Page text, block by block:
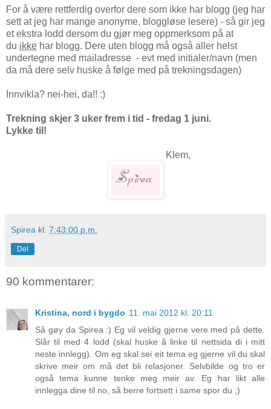
For å være rettferdig overfor dere som ikke har blogg (jeg har
sett at jeg har mange anonyme, bloggløse lesere) - så gir jeg
et ekstra lodd dersom du gjør meg oppmerksom på at
du ikke har blogg. Dere uten blogg må også aller helst
undertegne med mailadresse - evt med initialer/navn (men
da må dere selv huske å følge med på trekningsdagen)
Innvikla? nei-hei, da!! :)
Trekning skjer 3 uker frem i tid - fredag 1 juni.
Lykke til!
Klem,
Spirea kl. 7:43:00 p.m.
Del
90 kommentarer:
Kristina, nord i bygdo 11. mai 2012 kl. 20:11
Så gøy da Spirea :) Eg vil veldig gjerne vere med på dette.
Slår til med 4 lodd (skal huske å linke til nettsida di i mitt
neste innlegg). Om eg skal sei eit tema eg gjerne vil du skal
skrive meir om må det bli relasjoner. Selvbilde og tro er
også tema kunne tenke meg meir av. Eg har likt alle
innlegga dine til no, så berre fortsett i same spor du ;)